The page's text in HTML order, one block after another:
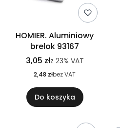
HOMIER. Aluminiowy
brelok 93167
3,05 złz 23% VAT
2,48 złbez VAT
Do koszyka